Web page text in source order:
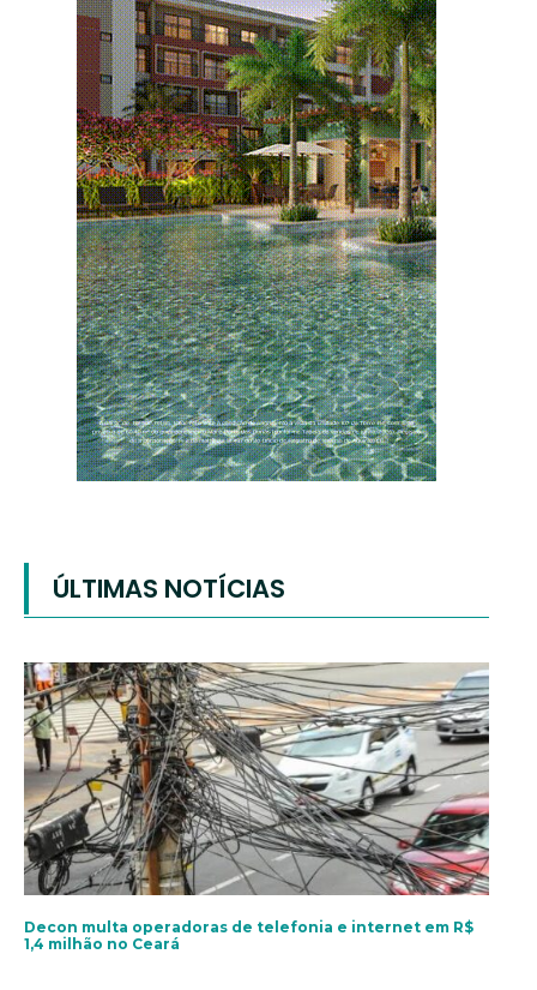
ÚLTIMAS NOTÍCIAS
Decon multa operadoras de telefonia e internet em R$
1,4 milhão no Ceará